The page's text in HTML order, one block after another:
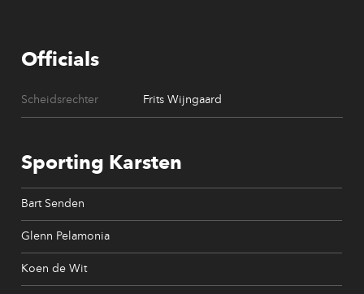
Officials
Scheidsrechter Frits Wijngaard
Sporting Karsten
Bart Senden
Glenn Pelamonia
Koen de Wit